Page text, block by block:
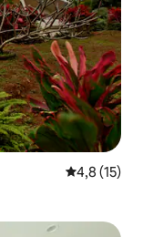
4,8 (15)